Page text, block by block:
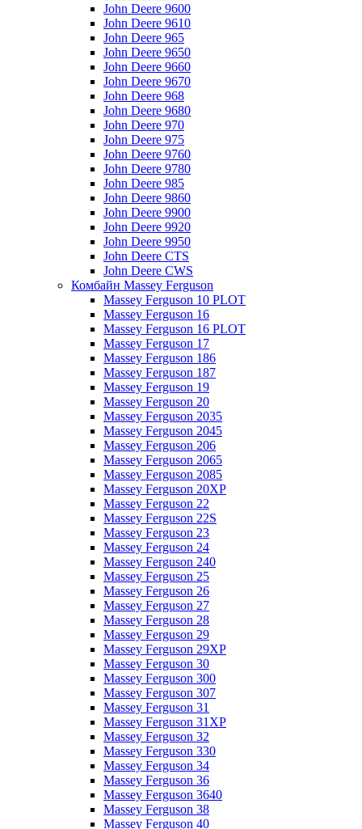
John Deere 9600
John Deere 9610
John Deere 965
John Deere 9650
John Deere 9660
John Deere 9670
John Deere 968
John Deere 9680
John Deere 970
John Deere 975
John Deere 9760
John Deere 9780
John Deere 985
John Deere 9860
John Deere 9900
John Deere 9920
John Deere 9950
John Deere CTS
John Deere CWS
Комбайн Massey Ferguson
Massey Ferguson 10 PLOT
Massey Ferguson 16
Massey Ferguson 16 PLOT
Massey Ferguson 17
Massey Ferguson 186
Massey Ferguson 187
Massey Ferguson 19
Massey Ferguson 20
Massey Ferguson 2035
Massey Ferguson 2045
Massey Ferguson 206
Massey Ferguson 2065
Massey Ferguson 2085
Massey Ferguson 20XP
Massey Ferguson 22
Massey Ferguson 22S
Massey Ferguson 23
Massey Ferguson 24
Massey Ferguson 240
Massey Ferguson 25
Massey Ferguson 26
Massey Ferguson 27
Massey Ferguson 28
Massey Ferguson 29
Massey Ferguson 29XP
Massey Ferguson 30
Massey Ferguson 300
Massey Ferguson 307
Massey Ferguson 31
Massey Ferguson 31XP
Massey Ferguson 32
Massey Ferguson 330
Massey Ferguson 34
Massey Ferguson 36
Massey Ferguson 3640
Massey Ferguson 38
Massey Ferguson 40